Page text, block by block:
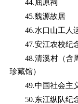
44.屈原祠
45.魏源故居
46.水口山工人
47.安江农校纪
48.清溪村（含
珍藏馆）
49.中国社会主
50.东江纵队纪